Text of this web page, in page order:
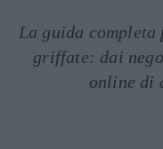
La guida completa
griffate: dai
online di